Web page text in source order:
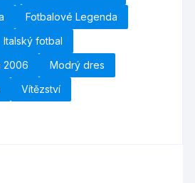
Fotbalové Legenda
Italský fotbal
2006
Modrý dres
Vítězství